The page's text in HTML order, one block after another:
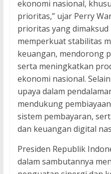
ekonomi nasional,
prioritas,” ujar Perry
prioritas yang
memperkuat stabilitas
keuangan, mendorong
serta meningkatkan
ekonomi nasional.
upaya dalam
mendukung
sistem pembayaran,
dan keuangan digital
Presiden Republik
dalam sambutannya